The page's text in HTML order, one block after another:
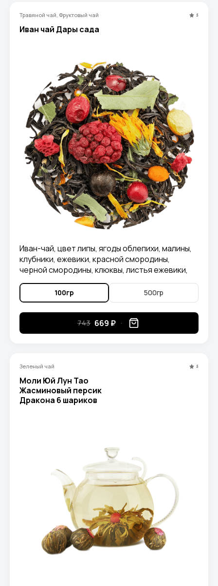
Травяной чай, Фруктовый чай 5
Иван чай Дары сада
Иван-чай, цвет липы, ягоды облепихи, малины,
клубники, ежевики, красной смородины,
черной смородины, клюквы, листья ежевики,
лепестки календулы
100гр 500гр
743 669 ₽
Зеленый чай 5
Моли Юй Лун Тао
Жасминовый персик
Дракона 6 шариков